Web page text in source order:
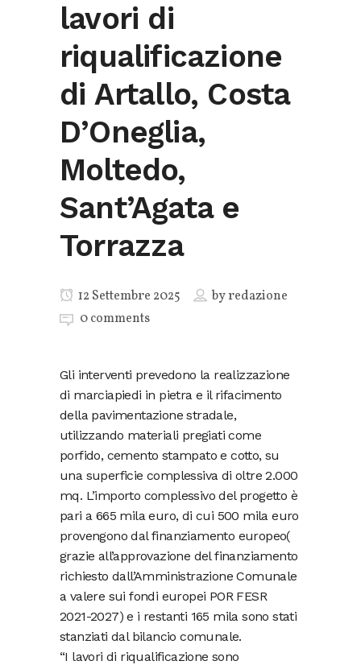
lavori di
riqualificazione
di Artallo, Costa
D’Oneglia,
Moltedo,
Sant’Agata e
Torrazza
12 Settembre 2025 byredazione
0 comments
Gli interventi prevedono la realizzazione
di marciapiedi in pietra e il rifacimento
della pavimentazione stradale,
utilizzando materiali pregiati come
porfido, cemento stampato e cotto, su
una superficie complessiva di oltre 2.000
mq. L’importo complessivo del progetto è
pari a 665 mila euro, di cui 500 mila euro
provengono dal finanziamento europeo(
grazie all’approvazione del finanziamento
richiesto dall’Amministrazione Comunale
a valere sui fondi europei POR FESR
2021-2027) e i restanti 165 mila sono stati
stanziati dal bilancio comunale.
“I lavori di riqualificazione sono